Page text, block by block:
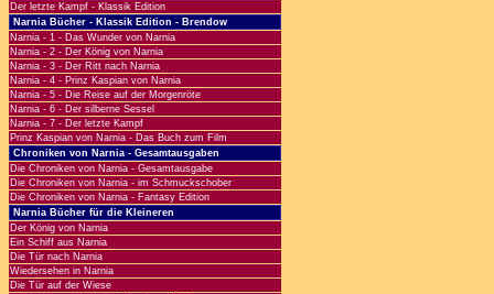
Der letzte Kampf - Klassik Edition
Narnia Bücher - Klassik Edition - Brendow
Narnia - 1 - Das Wunder von Narnia
Narnia - 2 - Der König von Narnia
Narnia - 3 - Der Ritt nach Narnia
Narnia - 4 - Prinz Kaspian von Narnia
Narnia - 5 - Die Reise auf der Morgenröte
Narnia - 6 - Der silberne Sessel
Narnia - 7 - Der letzte Kampf
Prinz Kaspian von Narnia - Das Buch zum Film
Chroniken von Narnia - Gesamtausgaben
Die Chroniken von Narnia - Gesamtausgabe
Die Chroniken von Narnia - im Schmuckschober
Die Chroniken von Narnia - Fantasy Edition
Narnia Bücher für die Kleineren
Der König von Narnia
Ein Schiff aus Narnia
Die Tür nach Narnia
Wiedersehen in Narnia
Die Tür auf der Wiese